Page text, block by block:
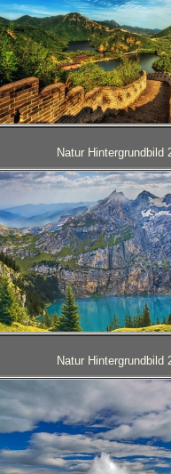
Natur Hintergrundbild
Natur Hintergrundbild